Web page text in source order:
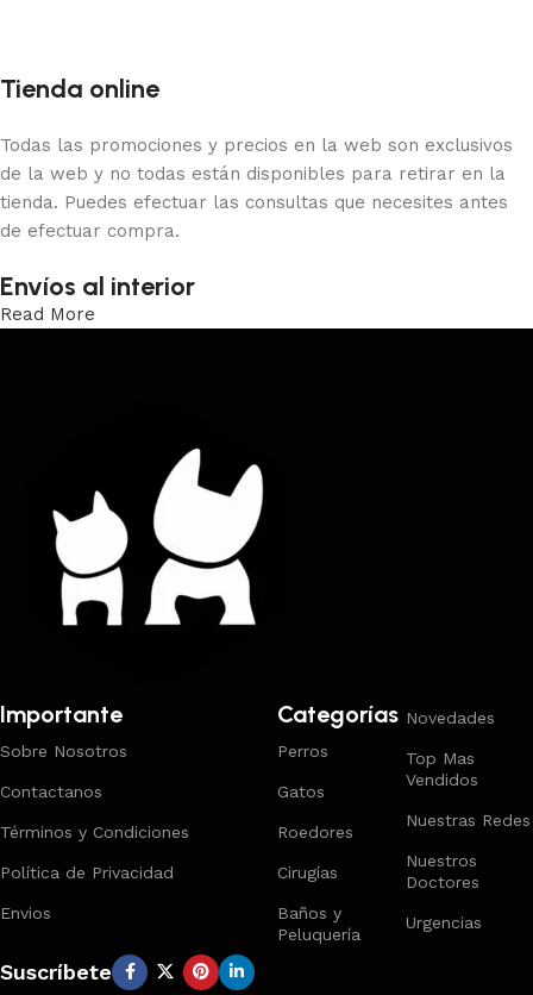
Tienda online
Todas las promociones y precios en la web son exclusivos
de la web y no todas están disponibles para retirar en la
tienda. Puedes efectuar las consultas que necesites antes
de efectuar compra.
Envíos al interior
Read More
Importante
Sobre Nosotros
Contactanos
Términos y Condiciones
Política de Privacidad
Envios
Categorías
Perros
Gatos
Roedores
Cirugías
Baños y
Peluquería
Novedades
Top Mas
Vendidos
Nuestras Redes
Nuestros
Doctores
Urgencias
Suscríbete